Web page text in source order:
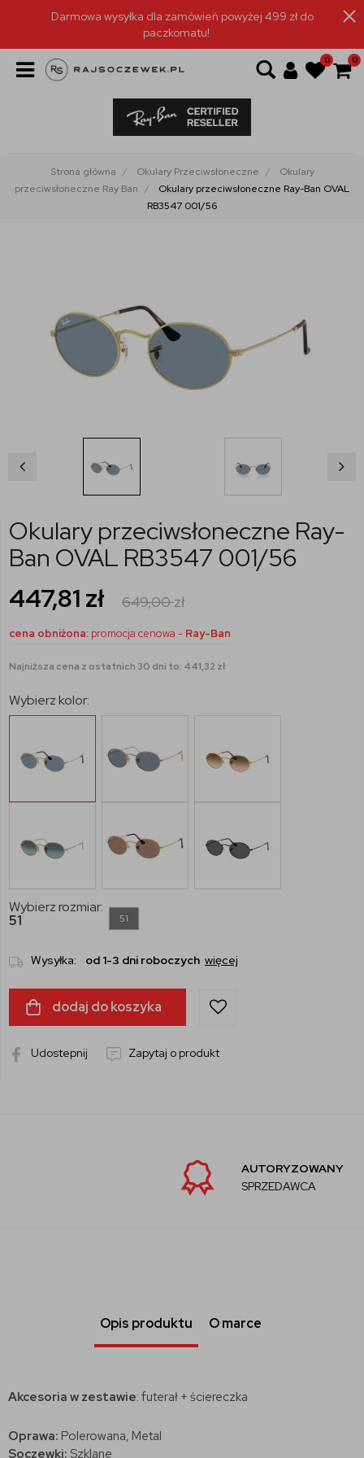
Darmowa wysyłka dla zamówień powyżej 499 zł do
paczkomatu!
0 0
Strona główna Okulary Przeciwsłoneczne
Okulary
przeciwsłoneczne Ray Ban
Okulary przeciwsłoneczne Ray-Ban OVAL
RB3547 001/56
Okulary przeciwsłoneczne Ray-
Ban OVAL RB3547 001/56
447,81 zł 649,00zł
cena obniżona: promocja cenowa - Ray-Ban
Najniższa cena z ostatnich 30 dni to: 441,32 zł
Wybierz kolor:
Wybierz rozmiar:
51
51
Wysyłka: od 1-3 dni roboczych więcej
dodaj do koszyka
Udostepnij Zapytaj o produkt
AUTORYZOWANY
SPRZEDAWCA
Opis produktu O marce
Akcesoria w zestawie: futerał + ściereczka
Oprawa: Polerowana, Metal
Soczewki: Szklane